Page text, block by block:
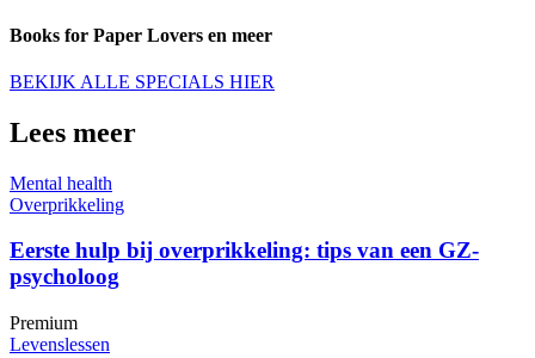
Books for Paper Lovers en meer
BEKIJK ALLE SPECIALS HIER
Lees meer
Mental health
Overprikkeling
Eerste hulp bij overprikkeling: tips van een GZ-
psycholoog
Premium
Levenslessen